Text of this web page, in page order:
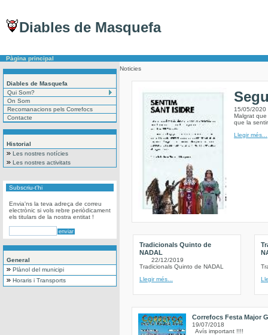
Diables de Masquefa
Pàgina principal
Diables de Masquefa
Qui Som?
On Som
Recomanacions pels Correfocs
Contacte
Historial
Les nostres notícies
Les nostres activitats
Subscriu-t'hi
Envia'ns la teva adreça de correu
electrònic si vols rebre periòdicament
els titulars de la nostra entitat !
General
Plànol del municipi
Horaris i Transports
Noticies
15/05/2020
Malgrat
que la
Llegir més...
Tradicionals Quinto de
NADAL
22/12/2019
Tradicionals Quinto de NADAL
Llegir més...
Correfocs Festa Major
19/07/2018
Avís important !!!!